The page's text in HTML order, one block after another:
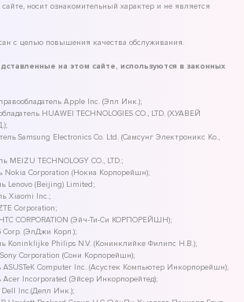
носит ознакомительный характер и не является
с целью повышения качества обслуживания.
на этом сайте, используются в законных
Apple Inc. (Эпл Инк.);
HUAWEI TECHNOLOGIES CO., LTD. (ХУАВЕЙ
Samsung Electronics Co. Ltd. (Самсунг Электроникс Ко.,
MEIZU TECHNOLOGY CO., LTD.;
Nokia Corporation (Нокиа Корпорейшн);
Lenovo (Beijing) Limited;
Xiaomi Inc.;
Corporation;
CORPORATION (Эйч-Ти-Си КОРПОРЕЙШН);
Corp. (ЭлДжи Корп.);
Koninklijke Philips N.V. (Конинклийке Филипс Н.В.);
Corporation (Сони Корпорейшн);
ASUSTeK Computer Inc. (Асустек Компьютер Инкорпорейшн);
Acer Incorporated (Эйсер Инкорпорейтед);
Dell Inc.(Делл Инк.);